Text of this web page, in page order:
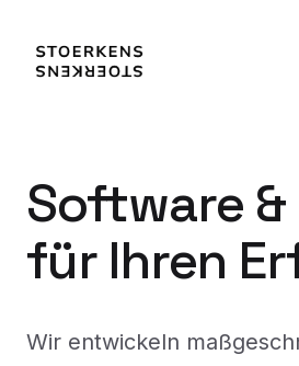
Software &
für Ihren
Wir entwickeln